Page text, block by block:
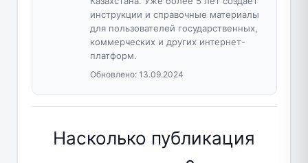
инструкции и справочные материалы
для пользователей государственных,
коммерческих и других интернет-
платформ.
Обновлено: 13.09.2024
Насколько публикация